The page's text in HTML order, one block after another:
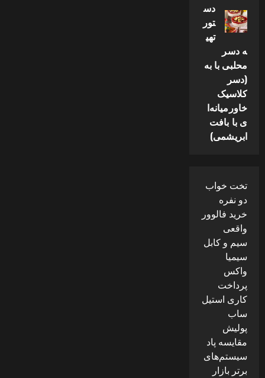
دس
تور
تهی
ه دسر
محلبی با به
(دسر
کلاسیک
خاورمیانه‌ا
ی با بافت
ابریشمی)
تخت خواب
دو نفره
خرید فالوور
واقعی
سیم و کابل
سیمیا
واکس
پرداخت
کاری استیل
ساب
پولیش
مقایسه پاد
سیستم‌های
برتر بازار